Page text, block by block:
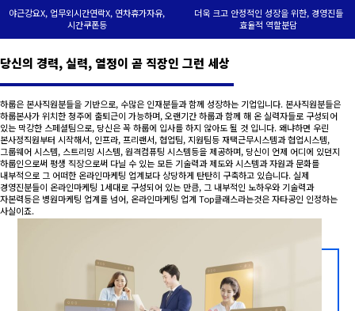
야근강요X, 업무외시간연락X, 연차휴가자유,
시간쿠폰등
더욱 크고 안정적인 성장을 위한, 경영진들
효율적 역할분담
당신의 경력, 실력, 열정이 곧 직장인 그런 세상
하룹은 본사직원분들을 기반으로, 수많은 인재분들과 함께 성장하는 기업입니다. 본사직원분들은
하룹본사가 위치한 청주에 출퇴근이 가능하며, 오랜기간 하룹과 함께 해 온 실력자들로 구성되어
있는 막강한 스페셜팀으로, 당신은 꼭 하룹에 입사를 하지 않아도 될 것 입니다. 왜냐하면 우린
본사정직원부터 시작해서, 인프라, 프리랜서, 협업팀, 지원팀등 재택근무시스템과 협업시스템,
그룹웨어 시스템, 스트리밍 시스템, 원격컴퓨팅 시스템등을 제공하며, 당신이 언제 어디에 있던지
하룹인으로써 평생 직장으로써 다닐 수 있는 모든 기술력과 제도와 시스템과 자원과 문화를
내부적으로 그 어떠한 온라인마케팅 업계보다 상당하게 탄탄히 구축하고 있습니다. 실제
경영진분들이 온라인마케팅 1세대로 구성되어 있는 만큼, 그 내부적인 노하우와 기술력과
자본력등은 병원마케팅 업계를 넘어, 온라인마케팅 업계 Top클래스라는것은 자타공인 인정하는
사실이죠.